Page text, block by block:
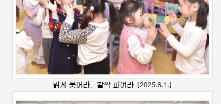
밝게 웃어라，활짝 피여라 [2025.6.1.]